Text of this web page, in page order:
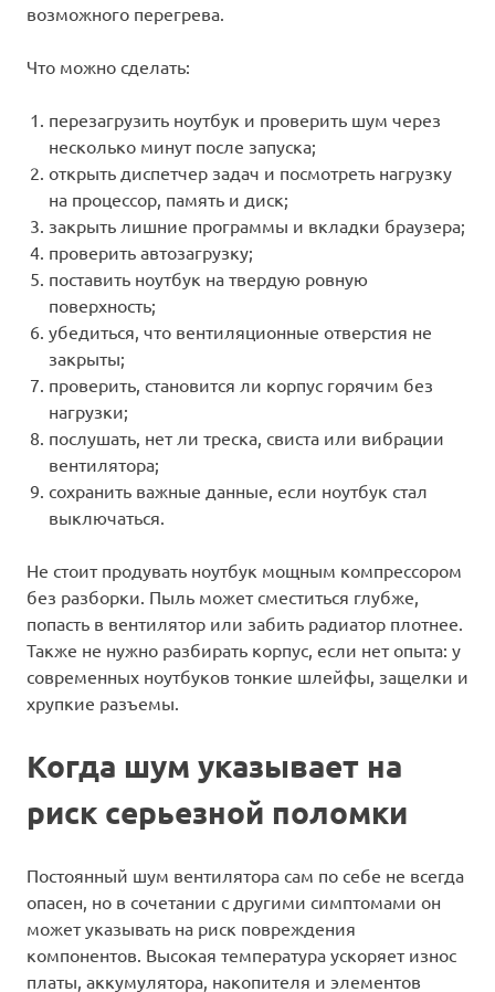
возможного перегрева.
Что можно сделать:
перезагрузить ноутбук и проверить шум через
несколько минут после запуска;
открыть диспетчер задач и посмотреть нагрузку
на процессор, память и диск;
закрыть лишние программы и вкладки браузера;
проверить автозагрузку;
поставить ноутбук на твердую ровную
поверхность;
убедиться, что вентиляционные отверстия не
закрыты;
проверить, становится ли корпус горячим без
нагрузки;
послушать, нет ли треска, свиста или вибрации
вентилятора;
сохранить важные данные, если ноутбук стал
выключаться.
Не стоит продувать ноутбук мощным компрессором
без разборки. Пыль может сместиться глубже,
попасть в вентилятор или забить радиатор плотнее.
Также не нужно разбирать корпус, если нет опыта: у
современных ноутбуков тонкие шлейфы, защелки и
хрупкие разъемы.
Когда шум указывает на
риск серьезной поломки
Постоянный шум вентилятора сам по себе не всегда
опасен, но в сочетании с другими симптомами он
может указывать на риск повреждения
компонентов. Высокая температура ускоряет износ
платы, аккумулятора, накопителя и элементов